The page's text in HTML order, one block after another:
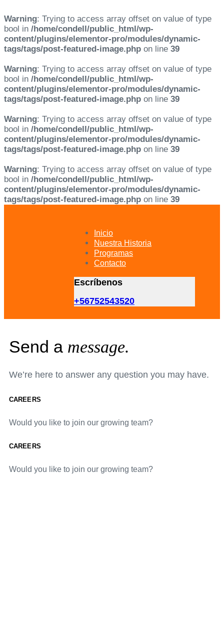
Warning: Trying to access array offset on value of type
bool in /home/condell/public_html/wp-
content/plugins/elementor-pro/modules/dynamic-
tags/tags/post-featured-image.php on line 39
Warning: Trying to access array offset on value of type
bool in /home/condell/public_html/wp-
content/plugins/elementor-pro/modules/dynamic-
tags/tags/post-featured-image.php on line 39
Warning: Trying to access array offset on value of type
bool in /home/condell/public_html/wp-
content/plugins/elementor-pro/modules/dynamic-
tags/tags/post-featured-image.php on line 39
Warning: Trying to access array offset on value of type
bool in /home/condell/public_html/wp-
content/plugins/elementor-pro/modules/dynamic-
tags/tags/post-featured-image.php on line 39
Inicio
Nuestra Historia
Programas
Contacto
Escríbenos
+56752543520
Send a message.
We’re here to answer any question you may have.
CAREERS
Would you like to join our growing team?
CAREERS
Would you like to join our growing team?